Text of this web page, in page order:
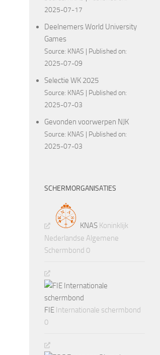
2025-07-17
Deelnemers World University
Games
Source: KNAS
Published on:
2025-07-09
Selectie WK 2025
Source: KNAS
Published on:
2025-07-03
Gevonden voorwerpen NJK
Source: KNAS
Published on:
2025-07-03
SCHERMORGANISATIES
KNAS Koninklijk
Nederlandse Algemene
Schermbond 0
FIE Internationale schermbond
0